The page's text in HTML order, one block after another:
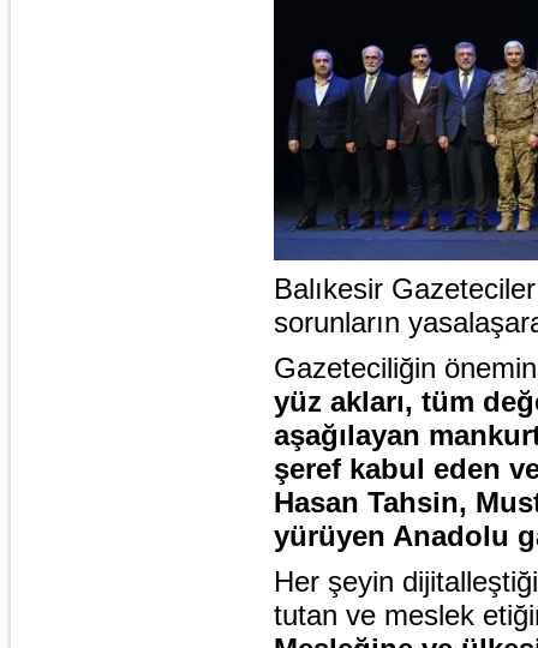
Balıkesir
sorunların
Gazeteciliğin
yüz akları, tüm
aşağılayan
şeref kabul eden
Hasan Tahsin,
yürüyen Anadolu
Her şeyin
tutan ve meslek